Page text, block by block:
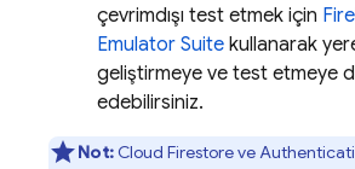
çevrimdışı test etmek için
Emulator Suite kullanarak
geliştirmeye ve test etmeye
edebilirsiniz.
Not: Cloud Firestoreve